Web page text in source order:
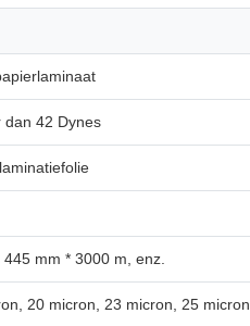
dan 42 Dynes
mm * 3000 m, enz.
20 micron, 23 micron, 25 micron